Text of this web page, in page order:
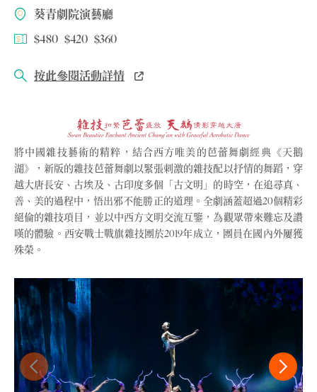
葵青劇院演藝廳
$480 $420 $360
按此參閱活動詳情
將中國雜技藝術的精粹，結合西方唯美的芭蕾舞劇經典《天鵝
湖》，新版的雜技芭蕾舞劇以緊張刺激的雜技配以抒情的舞蹈，穿
越大唐長安、古埃及、古印度多個「古文明」的時空，在追尋真、
善、美的過程中，悟出邪不能勝正的道理。全劇涵蓋超過20個精彩
絕倫的雜技項目，並以中西方文明交流互鑒，為觀眾帶來難忘及讚
嘆的體驗。西安戰士戰旗雜技團於2019年成立，團員在國內外屢獲
殊榮。